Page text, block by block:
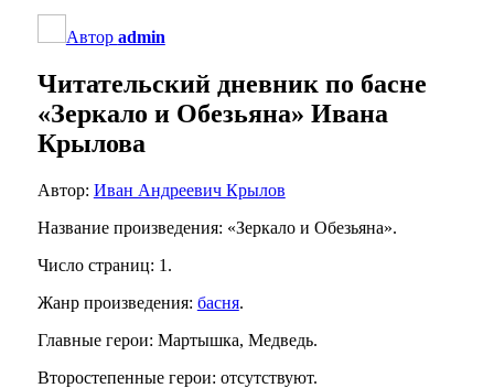
Автор admin
Читательский дневник по басне
«Зеркало и Обезьяна» Ивана
Крылова
Автор: Иван Андреевич Крылов
Название произведения: «Зеркало и Обезьяна».
Число страниц: 1.
Жанр произведения: басня.
Главные герои: Мартышка, Медведь.
Второстепенные герои: отсутствуют.